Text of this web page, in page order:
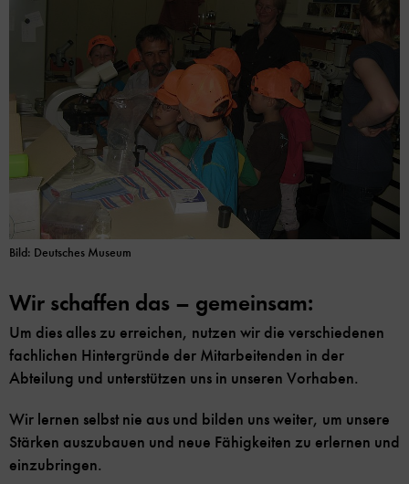
Bild: Deutsches Museum
Wir schaffen das – gemeinsam:
Um dies alles zu erreichen, nutzen wir die verschiedenen
fachlichen Hintergründe der Mitarbeitenden in der
Abteilung und unterstützen uns in unseren Vorhaben.
Wir lernen selbst nie aus und bilden uns weiter, um unsere
Stärken auszubauen und neue Fähigkeiten zu erlernen und
einzubringen.